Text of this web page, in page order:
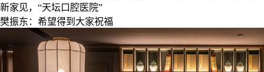
新家见，“天坛口腔医院”
樊振东：希望得到大家祝福